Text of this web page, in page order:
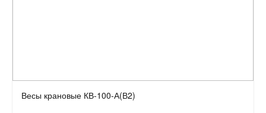
Весы крановые КВ-100-А(В2)